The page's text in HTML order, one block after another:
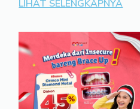
LIHAT SELENGKAPNYA